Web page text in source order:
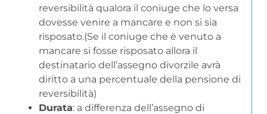
reversibilità qualora il coniuge che lo versa
dovesse venire a mancare e non si sia
risposato.(Se il coniuge che è venuto a
mancare si fosse risposato allora il
destinatario dell’assegno divorzile avrà
diritto a una percentuale della pensione di
reversibilità)
Durata: a differenza dell’assegno di